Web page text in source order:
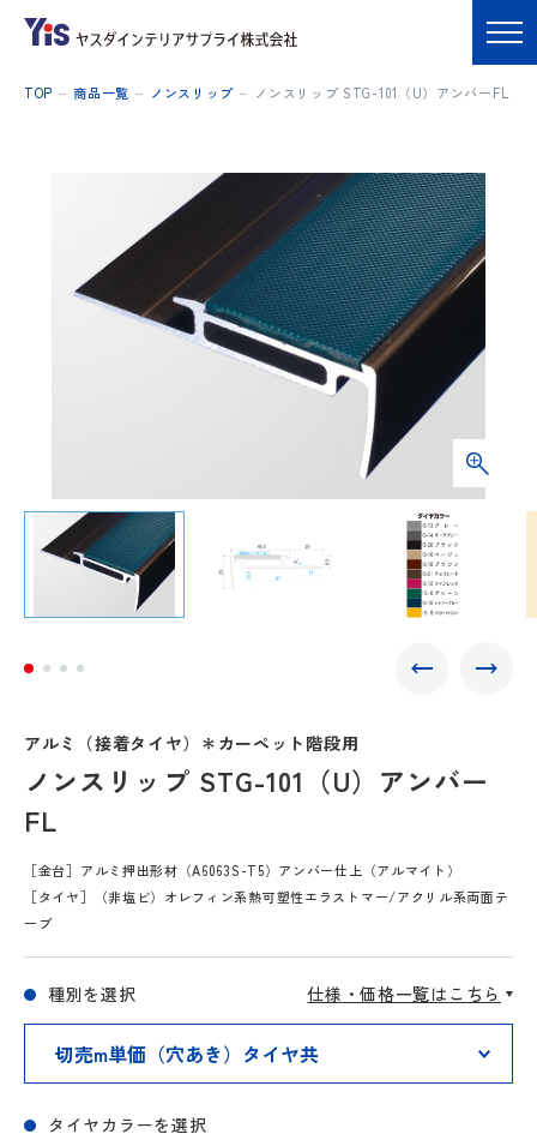
TOP 商品一覧 ノンスリップ ノンスリップ STG-101（U）アンバーFL
アルミ（接着タイヤ）＊カーペット階段用
ノンスリップ STG-101（U）アンバー
FL
［金台］アルミ押出形材（A6063S-T5）アンバー仕上（アルマイト）
［タイヤ］（非塩ビ）オレフィン系熱可塑性エラストマー/アクリル系両面テ
ープ
仕様・価格一覧はこちら
種別を選択
タイヤカラーを選択